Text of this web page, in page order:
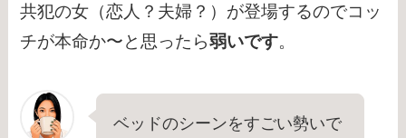
共犯の女（恋人？夫婦？）が登場するのでコッ
チが本命か〜と思ったら弱いです。
ベッドのシーンをすごい勢いで